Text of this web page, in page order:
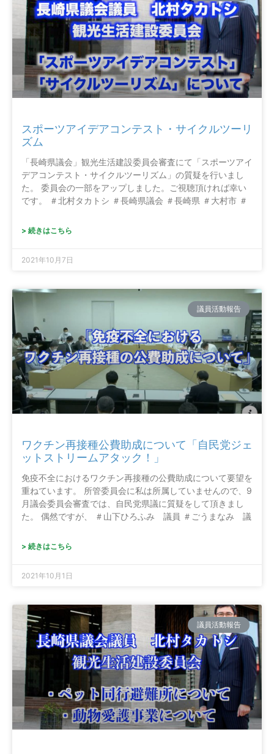
スポーツアイデアコンテスト・サイクルツーリ
ズム
「長崎県議会」観光生活建設委員会審査にて「スポーツアイ
デアコンテスト・サイクルツーリズム」の質疑を行いまし
た。 委員会の一部をアップしました。ご視聴頂ければ幸い
です。 ＃北村タカトシ ＃長崎県議会 ＃長崎県 ＃大村市 ＃
> 続きはこちら
2021年10月7日
議員活動報告
ワクチン再接種公費助成について「自民党ジェ
ットストリームアタック！」
免疫不全におけるワクチン再接種の公費助成について要望を
重ねています。 所管委員会に私は所属していませんので、9
月議会委員会審査では、自民党県議に質疑をして頂きまし
た。 偶然ですが、 ＃山下ひろふみ 議員 ＃ごうまなみ 議
> 続きはこちら
2021年10月1日
議員活動報告